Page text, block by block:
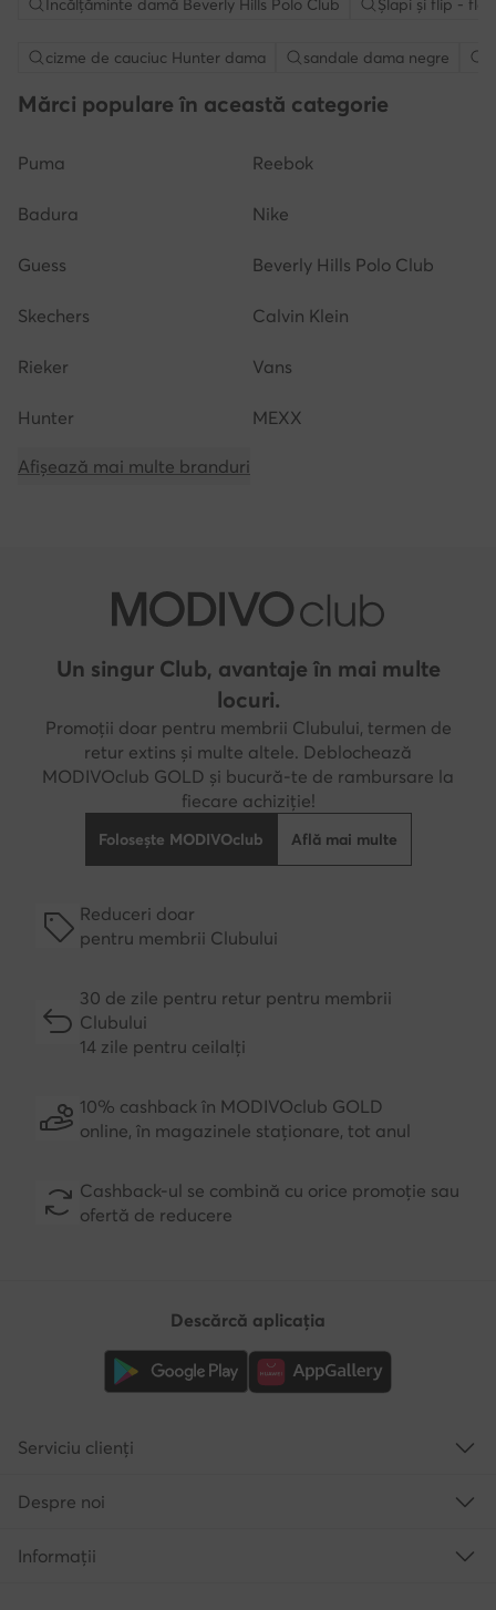
Încălțăminte damă Beverly Hills Polo Club Șlapi și flip -
cizme de cauciuc Hunter dama sandale dama negre
Mărci populare în această categorie
Puma Reebok
Badura Nike
Guess Beverly Hills Polo Club
Skechers Calvin Klein
Rieker Vans
Hunter MEXX
Afișează mai multe branduri
Un singur Club, avantaje în mai multe
locuri.
Promoții doar pentru membrii Clubului, termen de
retur extins și multe altele. Deblochează
MODIVOclub GOLD și bucură-te de rambursare la
fiecare achiziție!
Folosește MODIVOclub Află mai multe
Reduceri doar
pentru membrii Clubului
30 de zile pentru retur pentru membrii
Clubului
14 zile pentru ceilalți
10% cashback în MODIVOclub GOLD
online, în magazinele staționare, tot anul
Cashback-ul se combină cu orice promoție sau
ofertă de reducere
Descărcă aplicația
Serviciu clienți
Despre noi
Informații